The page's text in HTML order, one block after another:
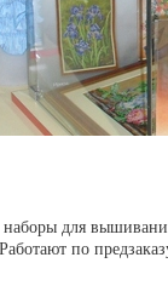
наборы для
по